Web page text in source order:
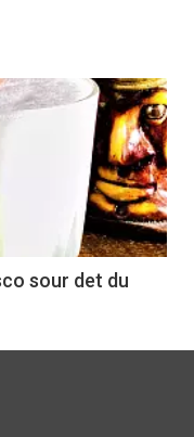
sour det du